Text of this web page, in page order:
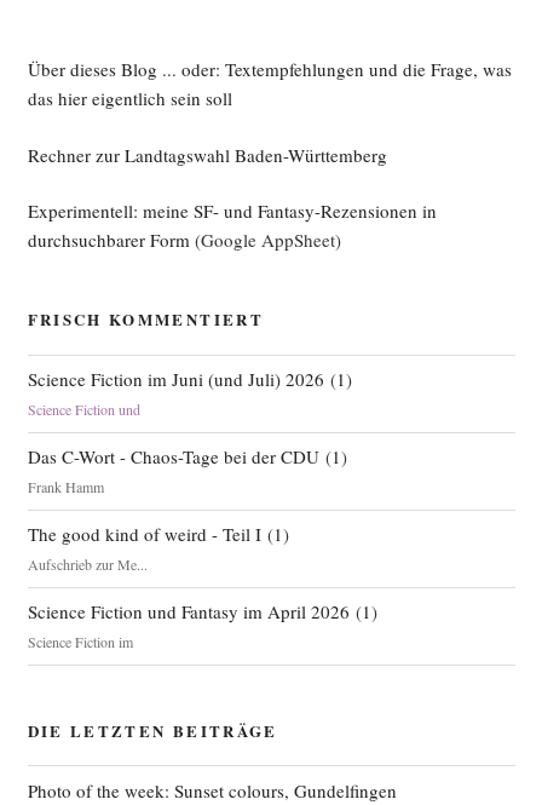
Über dieses Blog ... oder: Textempfehlungen und die Frage, was
das hier eigentlich sein soll
Rechner zur Landtagswahl Baden-Württemberg
Experimentell: meine SF- und Fantasy-Rezensionen in
durchsuchbarer Form(Google AppSheet)
FRISCH KOMMENTIERT
Science Fiction im Juni (und Juli) 2026 (1)
Science Fiction und
Das C-Wort - Chaos-Tage bei der CDU(1)
Frank Hamm
The good kind of weird - Teil I(1)
Aufschrieb zur Me...
Science Fiction und Fantasy im April 2026 (1)
Science Fiction im
DIE LETZTEN BEITRÄGE
Photo of the week: Sunset colours, Gundelfingen